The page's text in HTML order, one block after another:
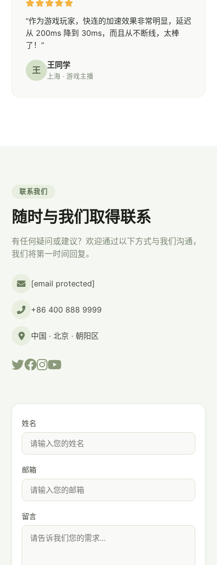
“作为游戏玩家，快连的加速效果非常明显，延迟
从 200ms 降到 30ms，而且从不断线，太棒
了！”
王 王同学
上海 · 游戏主播
联系我们
随时与我们取得联系
有任何疑问或建议？欢迎通过以下方式与我们沟通，
我们将第一时间回复。
[email protected]
+86 400 888 9999
中国 · 北京 · 朝阳区
姓名
邮箱
留言